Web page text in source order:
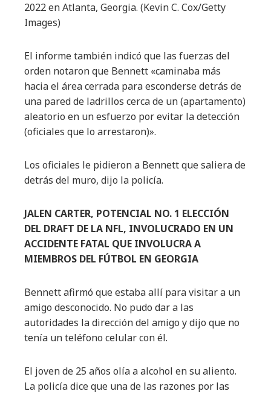
2022 en Atlanta, Georgia. (Kevin C. Cox/Getty
Images)
El informe también indicó que las fuerzas del
orden notaron que Bennett «caminaba más
hacia el área cerrada para esconderse detrás de
una pared de ladrillos cerca de un (apartamento)
aleatorio en un esfuerzo por evitar la detección
(oficiales que lo arrestaron)».
Los oficiales le pidieron a Bennett que saliera de
detrás del muro, dijo la policía.
JALEN CARTER, POTENCIAL NO. 1 ELECCIÓN
DEL DRAFT DE LA NFL, INVOLUCRADO EN UN
ACCIDENTE FATAL QUE INVOLUCRA A
MIEMBROS DEL FÚTBOL EN GEORGIA
Bennett afirmó que estaba allí para visitar a un
amigo desconocido. No pudo dar a las
autoridades la dirección del amigo y dijo que no
tenía un teléfono celular con él.
El joven de 25 años olía a alcohol en su aliento.
La policía dice que una de las razones por las